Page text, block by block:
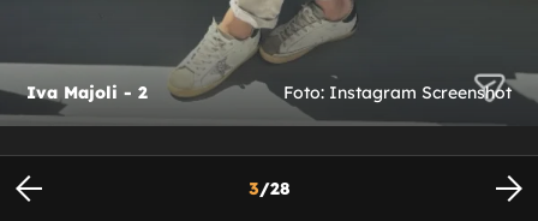
Iva Majoli - 2 Foto: Instagram Screenshot
3/28